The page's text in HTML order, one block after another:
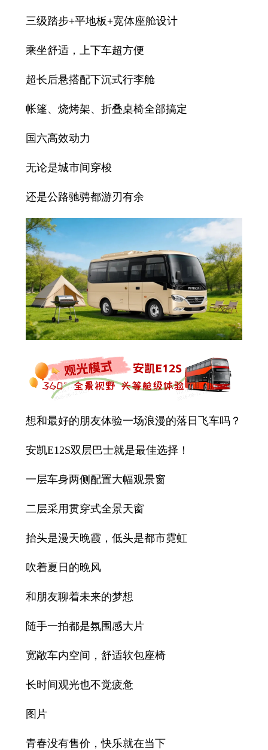
三级踏步+平地板+宽体座舱设计
乘坐舒适，上下车超方便
超长后悬搭配下沉式行李舱
帐篷、烧烤架、折叠桌椅全部搞定
国六高效动力
无论是城市间穿梭
还是公路驰骋都游刃有余
想和最好的朋友体验一场浪漫的落日飞车吗？
安凯E12S双层巴士就是最佳选择！
一层车身两侧配置大幅观景窗
二层采用贯穿式全景天窗
抬头是漫天晚霞，低头是都市霓虹
吹着夏日的晚风
和朋友聊着未来的梦想
随手一拍都是氛围感大片
宽敞车内空间，舒适软包座椅
长时间观光也不觉疲惫
图片
青春没有售价，快乐就在当下